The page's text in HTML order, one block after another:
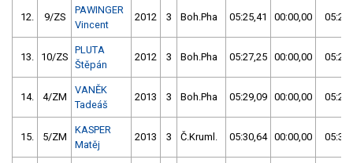
12. 9/ZS
PAWINGER
Vincent
2012 3 Boh.Pha 05:25,41 00:00,00
13. 10/ZS
PLUTA
Štěpán
2012 3 Boh.Pha 05:27,25 00:00,00
14. 4/ZM
VANĚK
Tadeáš
2013 3 Boh.Pha 05:29,09 00:00,00
15. 5/ZM
KASPER
Matěj
2013 3 Č.Kruml. 05:30,64 00:00,00